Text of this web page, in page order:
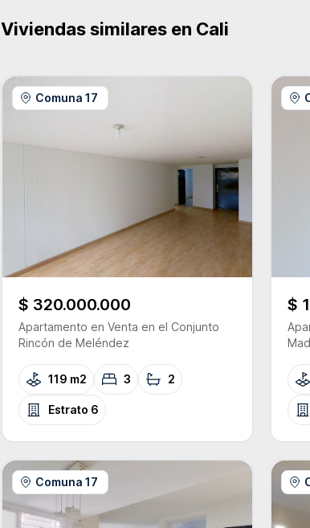
Viviendas similares en Cali
Comuna 17
$ 320.000.000
Apartamento en Venta en el Conjunto
Rincón de Meléndez
119 m2 3 2
Estrato 6
$
Comuna 17